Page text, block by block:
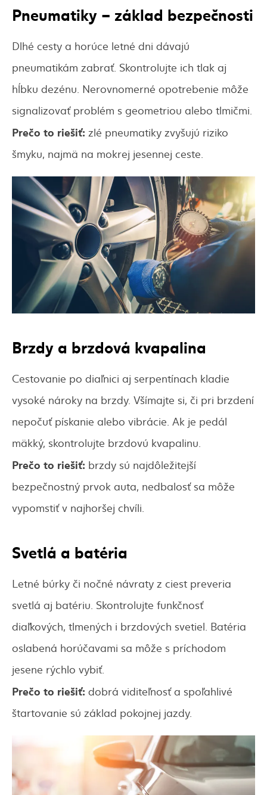
Pneumatiky – základ bezpečnosti
Dlhé cesty a horúce letné dni dávajú
pneumatikám zabrať. Skontrolujte ich tlak aj
hĺbku dezénu. Nerovnomerné opotrebenie môže
signalizovať problém s geometriou alebo tlmičmi.
Prečo to riešiť: zlé pneumatiky zvyšujú riziko
šmyku, najmä na mokrej jesennej ceste.
Brzdy a brzdová kvapalina
Cestovanie po diaľnici aj serpentínach kladie
vysoké nároky na brzdy. Všímajte si, či pri brzdení
nepočuť pískanie alebo vibrácie. Ak je pedál
mäkký, skontrolujte brzdovú kvapalinu.
Prečo to riešiť: brzdy sú najdôležitejší
bezpečnostný prvok auta, nedbalosť sa môže
vypomstiť v najhoršej chvíli.
Svetlá a batéria
Letné búrky či nočné návraty z ciest preveria
svetlá aj batériu. Skontrolujte funkčnosť
diaľkových, tlmených i brzdových svetiel. Batéria
oslabená horúčavami sa môže s príchodom
jesene rýchlo vybiť.
Prečo to riešiť: dobrá viditeľnosť a spoľahlivé
štartovanie sú základ pokojnej jazdy.